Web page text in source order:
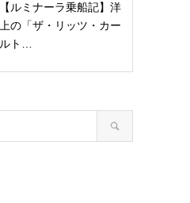
【ルミナーラ乗船記】洋
上の「ザ・リッツ・カー
ルト…